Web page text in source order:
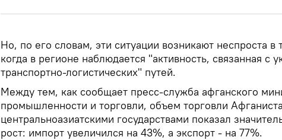
Но, по его словам, эти ситуации возникают неспроста в
когда в регионе наблюдается "активность, связанная с
транспортно-логистических" путей.
Между тем, как сообщает пресс-служба афганского
промышленности и торговли, объем торговли
центральноазиатскими государствами показал
рост: импорт увеличился на 43%, а экспорт - на 77%.